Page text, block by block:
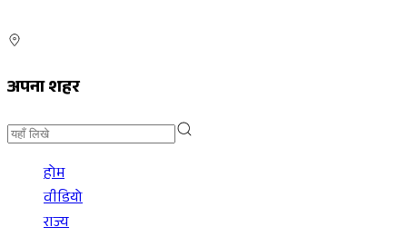
अपना शहर
होम
वीडियो
राज्य